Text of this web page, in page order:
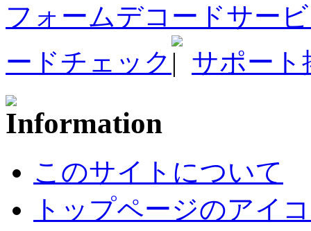
フォームデコードサー
ードチェック
サポート
このサイトについて
トップページのアイ